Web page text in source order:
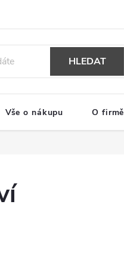
HLEDAT
Vše o nákupu O firmě